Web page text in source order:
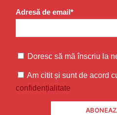
Adresă de email*
Doresc să mă înscriu la
Am citit și sunt de acord
confidențialitate